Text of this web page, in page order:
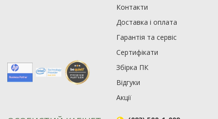
Контакти
Доставка і оплата
Гарантія та сервіс
Сертифікати
Збірка ПК
Відгуки
Акції